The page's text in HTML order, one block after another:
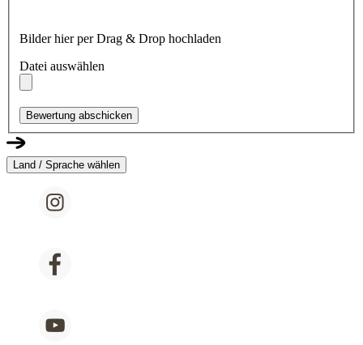
Bilder hier per Drag & Drop hochladen
Datei auswählen
Bewertung abschicken
Land / Sprache wählen